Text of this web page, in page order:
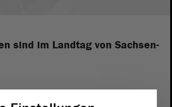
sind im Landtag von Sachsen-